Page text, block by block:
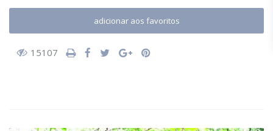
adicionar aos favoritos
15107